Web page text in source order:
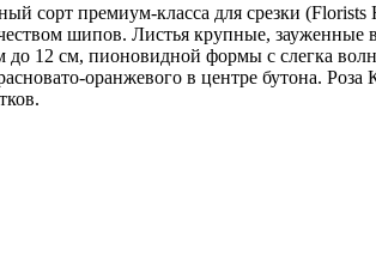
сорт премиум-класса для срезки
шипов. Листья крупные, зауженные
12 см, пионовидной формы с слегка
оранжевого в центре бутона.